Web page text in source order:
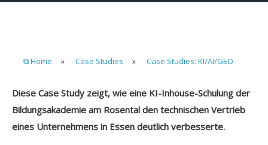
⧉ Home » Case Studies » Case Studies: KI/AI/GEO
Diese Case Study zeigt, wie eine KI-Inhouse-Schulung der
Bildungsakademie am Rosental den technischen Vertrieb
eines Unternehmens in Essen deutlich verbesserte.